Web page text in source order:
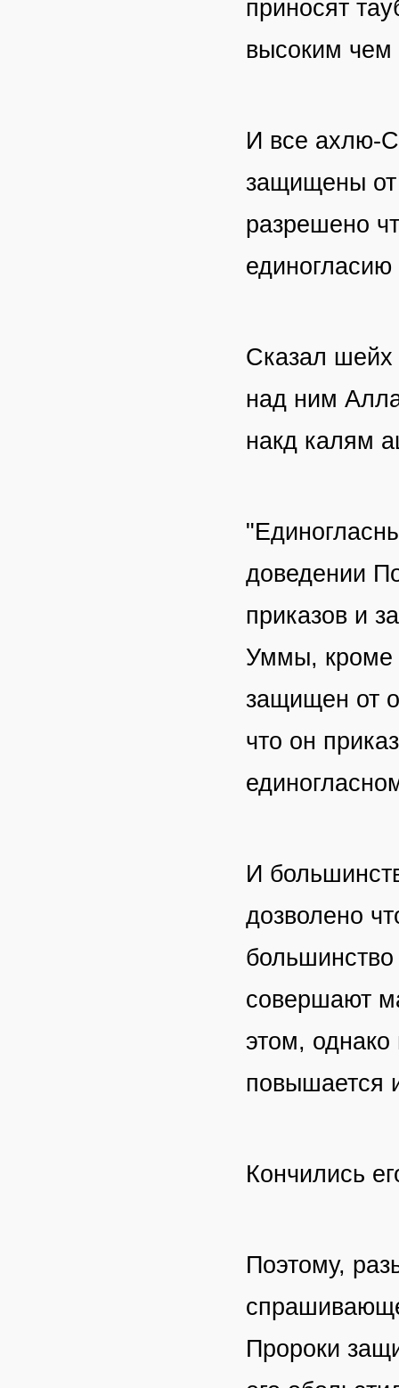
приносят
высоким чем
И все ахлю-
защищены от
разрешено
Сказал
над ним
накд калям
доведении
приказов и
Уммы, кроме
защищен от
что он
И
дозволено
большинство
совершают
этом, однако
повышается
Кончились
Поэтому,
Пророки